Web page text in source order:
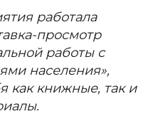
работала
просмотр
работы с
населения»,
как книжные, так и